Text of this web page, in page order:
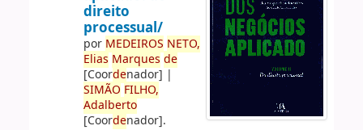
direito
processual/
por MEDEIROS NETO,
Elias Marques de
[Coordenador] |
SIMÃO FILHO,
Adalberto
[Coordenador].